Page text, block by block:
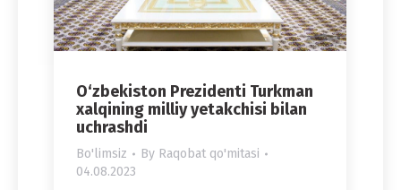
O‘zbekiston Prezidenti Turkman
xalqining milliy yetakchisi bilan
uchrashdi
Bo'limsiz By Raqobat qo'mitasi
04.08.2023